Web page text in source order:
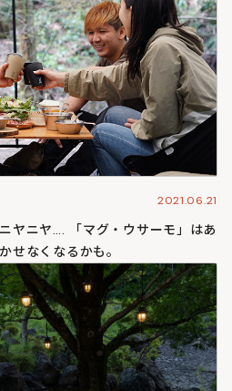
2021.06.21
ヤニヤ…. 「マグ・ウサーモ」はあ
せなくなるかも。